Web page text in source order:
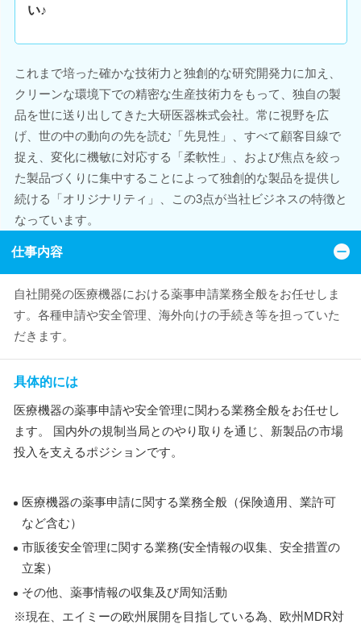
い♪
これまで培った確かな技術力と独創的な研究開発力に加え、
クリーンな環境下での精密な生産技術力をもって、独自の製
品を世に送り出してきた大研医器株式会社。常に視野を広
げ、世の中の動向の先を読む「先見性」、すべて顧客目線で
捉え、変化に機敏に対応する「柔軟性」、および焦点を絞っ
た製品づくりに集中することによって独創的な製品を提供し
続ける「オリジナリティ」、この3点が当社ビジネスの特徴と
なっています。
仕事内容
自社開発の医療機器における薬事申請業務全般をお任せしま
す。各種申請や安全管理、海外向けの手続き等を担っていた
だきます。
具体的には
医療機器の薬事申請や安全管理に関わる業務全般をお任せし
ます。 国内外の規制当局とのやり取りを通じ、新製品の市場
投入を支えるポジションです。
医療機器の薬事申請に関する業務全般（保険適用、業許可
など含む）
市販後安全管理に関する業務(安全情報の収集、安全措置の
立案）
その他、薬事情報の収集及び周知活動
※現在、エイミーの欧州展開を目指している為、欧州MDR対